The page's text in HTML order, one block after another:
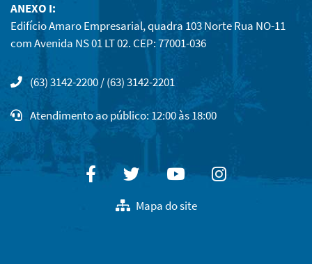
ANEXO I:
Edifício Amaro Empresarial, quadra 103 Norte Rua NO-11
com Avenida NS 01 LT 02. CEP: 77001-036
(63) 3142-2200 / (63) 3142-2201
Atendimento ao público: 12:00 às 18:00
FacebookTwitterYoutubeInstagram
Mapa do site